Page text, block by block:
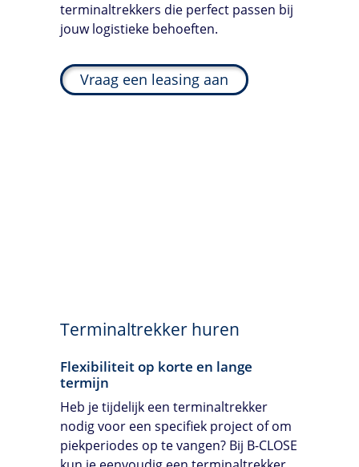
terminaltrekkers die perfect passen bij
jouw logistieke behoeften.
Vraag een leasing aan
Terminaltrekker huren
Flexibiliteit op korte en lange
termijn
Heb je tijdelijk een terminaltrekker
nodig voor een specifiek project of om
piekperiodes op te vangen? Bij B-CLOSE